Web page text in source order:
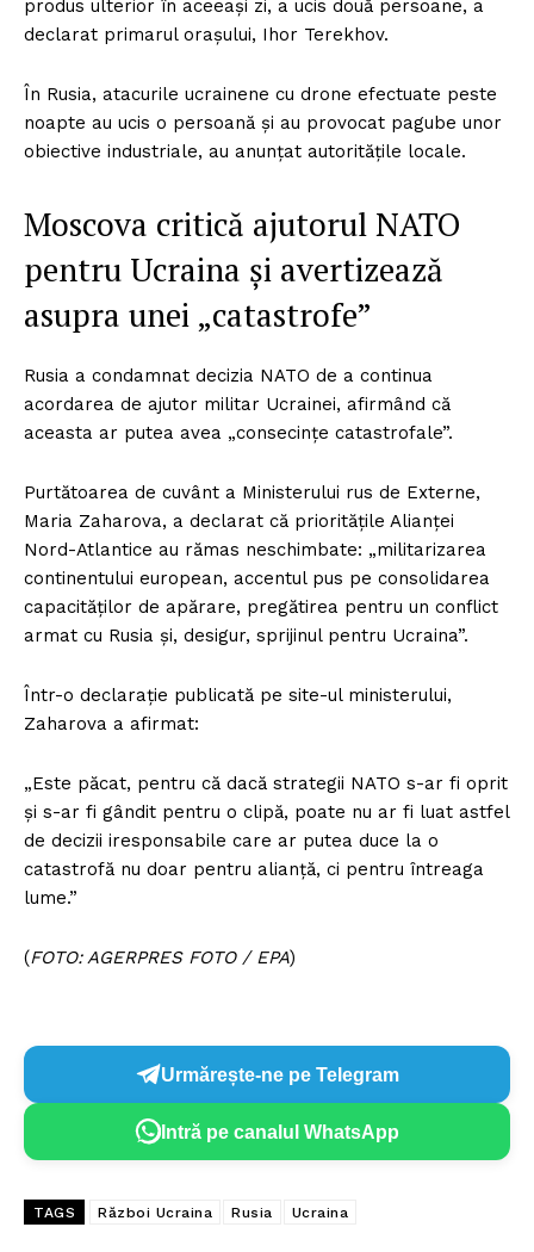
produs ulterior în aceeași zi, a ucis două persoane, a
declarat primarul orașului, Ihor Terekhov.
În Rusia, atacurile ucrainene cu drone efectuate peste
noapte au ucis o persoană și au provocat pagube unor
obiective industriale, au anunțat autoritățile locale.
Moscova critică ajutorul NATO
pentru Ucraina și avertizează
asupra unei „catastrofe”
Rusia a condamnat decizia NATO de a continua
acordarea de ajutor militar Ucrainei, afirmând că
aceasta ar putea avea „consecințe catastrofale”.
Purtătoarea de cuvânt a Ministerului rus de Externe,
Maria Zaharova, a declarat că prioritățile Alianței
Nord-Atlantice au rămas neschimbate: „militarizarea
continentului european, accentul pus pe consolidarea
capacităților de apărare, pregătirea pentru un conflict
armat cu Rusia și, desigur, sprijinul pentru Ucraina”.
Într-o declarație publicată pe site-ul ministerului,
Zaharova a afirmat:
„Este păcat, pentru că dacă strategii NATO s-ar fi oprit
și s-ar fi gândit pentru o clipă, poate nu ar fi luat astfel
de decizii iresponsabile care ar putea duce la o
catastrofă nu doar pentru alianță, ci pentru întreaga
lume.”
(FOTO: AGERPRES FOTO / EPA)
Urmărește-ne pe Telegram
Intră pe canalul WhatsApp
TAGS Război Ucraina Rusia Ucraina